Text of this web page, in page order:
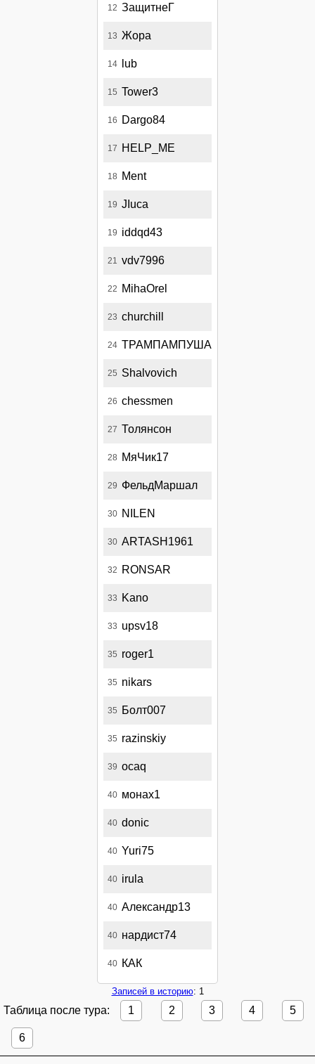
12 ЗащитнеГ
13 Жора
14 lub
15 Tower3
16 Dargo84
17 HELP_ME
18 Ment
19 JIuca
19 iddqd43
21 vdv7996
22 MihaOrel
23 churchill
24 ТРАМПАМПУША
25 Shalvovich
26 chessmen
27 Толянсон
28 МяЧик17
29 ФельдМаршал
30 NILEN
30 ARTASH1961
32 RONSAR
33 Kano
33 upsv18
35 roger1
35 nikars
35 Болт007
35 razinskiy
39 ocaq
40 монах1
40 donic
40 Yuri75
40 irula
40 Александр13
40 нардист74
40 КАК
Записей в историю: 1
Таблица после тура: 1 2 3 4 5
6